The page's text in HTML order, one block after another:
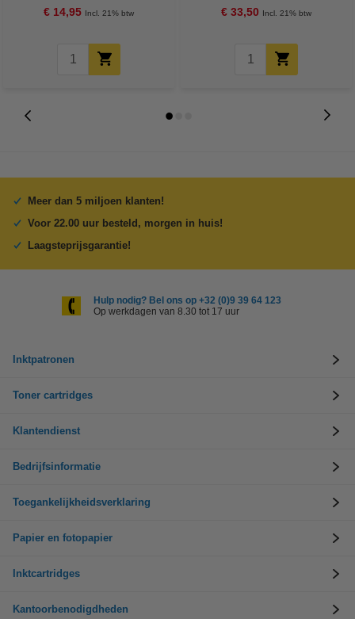
€ 14,95 Incl. 21% btw € 33,50 Incl. 21% btw
Meer dan 5 miljoen klanten!
Voor 22.00 uur besteld, morgen in huis!
Laagsteprijsgarantie!
Hulp nodig? Bel ons op +32 (0)9 39 64 123
Op werkdagen van 8.30 tot 17 uur
Inktpatronen
Toner cartridges
Klantendienst
Bedrijfsinformatie
Toegankelijkheidsverklaring
Papier en fotopapier
Inktcartridges
Kantoorbenodigdheden